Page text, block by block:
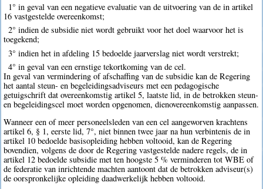
1° in geval van een negatieve evaluatie van de uitvoering van de in artikel
16 vastgestelde overeenkomst;
2° indien de subsidie niet wordt gebruikt voor het doel waarvoor het is
toegekend;
3° indien het in afdeling 15 bedoelde jaarverslag niet wordt verstrekt;
4° in geval van een ernstige tekortkoming van de cel.
In geval van vermindering of afschaffing van de subsidie kan de Regering
het aantal steun- en begeleidingsadviseurs met een pedagogische
getuigschrift dat overeenkomstig artikel 5, laatste lid, in de betrokken steun-
en begeleidingscel moet worden opgenomen, dienovereenkomstig aanpassen.
Wanneer een of meer personeelsleden van een cel aangeworven krachtens
artikel 6, § 1, eerste lid, 7°, niet binnen twee jaar na hun verbintenis de in
artikel 10 bedoelde basisopleiding hebben voltooid, kan de Regering
bovendien, volgens de door de Regering vastgestelde nadere regels, de in
artikel 12 bedoelde subsidie met ten hoogste 5 % verminderen tot WBE of
de federatie van inrichtende machten aantoont dat de betrokken adviseur(s)
de oorspronkelijke opleiding daadwerkelijk hebben voltooid.